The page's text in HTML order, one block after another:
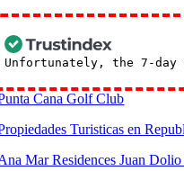
Unfortunately, the 7-